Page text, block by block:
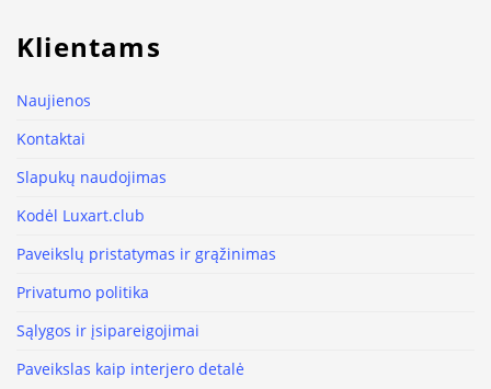
Klientams
Naujienos
Kontaktai
Slapukų naudojimas
Kodėl Luxart.club
Paveikslų pristatymas ir grąžinimas
Privatumo politika
Sąlygos ir įsipareigojimai
Paveikslas kaip interjero detalė